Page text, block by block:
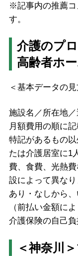
※記事内の推薦コ
す。
介護のプ
高齢者ホ
＜基本データの見
施設名／所在地
月額費用の順に
特記があるもの
たは介護居室に1
費、食費、光熱
設によって異な
あり・なしから
（前払い金額に
介護保険の自己負
＜神奈川